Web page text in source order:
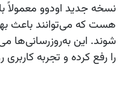
نسخه جدید اودوو معمولاً
هست که می‌توانند باعث
شوند. این به‌روزرسانی‌ها
را رفع کرده و تجربه کاربری